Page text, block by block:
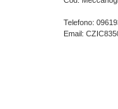
Telefono:
Email: